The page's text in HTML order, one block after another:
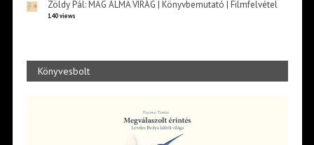
Zöldy Pál: MAG ÁLMA VIRÁG | Könyvbemutató | Filmfelvétel
140 views
Könyvesbolt